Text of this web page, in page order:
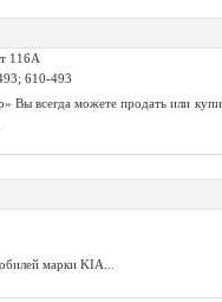
116А
610-493
Вы всегда можете продать или
марки KIA...